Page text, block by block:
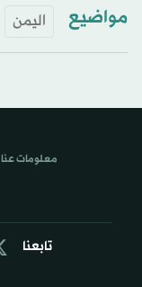
مواضيع اليمن
تابعنا
معلومات عنا